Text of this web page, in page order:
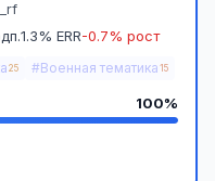
1.3% ERR-0.7% рост
25 #Военная тематика 15
100%